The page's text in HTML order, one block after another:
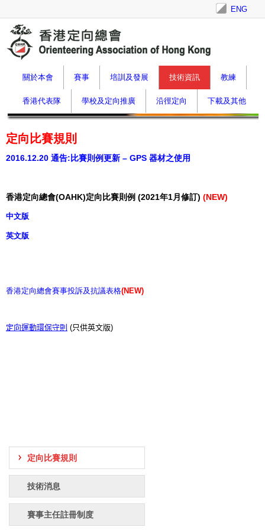
ENG
關於本會 賽事 培訓及發展 技術資訊 教練
香港代表隊 學校及定向推廣 沿徑定向 下載及其他
定向比賽規則
技術消息
賽事主任註冊制度
定向比賽規則
2016.12.20 通告:比賽則例更新 – GPS 器材之使用
香港定向總會(OAHK)定向比賽則例 (2021年1月修訂) (NEW)
中文版
英文版
香港定向總會賽事投訴及抗議表格(NEW)
定向運動環保守則 (只供英文版)